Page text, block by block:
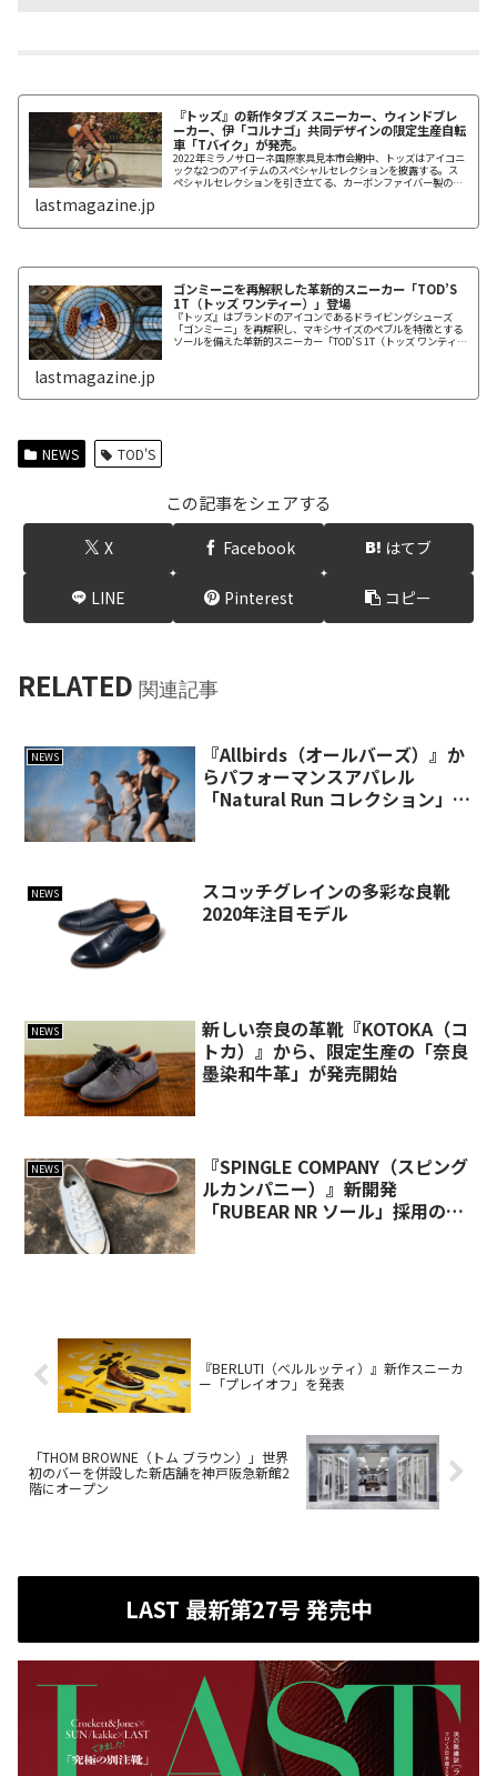
『トッズ』の新作タブズ スニーカー、ウィンドブレ
ーカー、伊「コルナゴ」共同デザインの限定生産自転
車「Tバイク」が発売。
2022年ミラノサローネ国際家具見本市会期中、トッズはアイコニ
ックな2つのアイテムのスペシャルセレクションを披露する。ス
ペシャルセレクションを引き立てる、カーボンファイバー製の高
lastmagazine.jp
ゴンミーニを再解釈した革新的スニーカー「TOD’S
1T（トッズ ワンティー）」登場
『トッズ』はブランドのアイコンであるドライビングシューズ
「ゴンミーニ」を再解釈し、マキシサイズのペブルを特徴とする
ソールを備えた革新的スニーカー「TOD’S 1T（トッズ ワンティ
lastmagazine.jp
NEWS TOD'S
この記事をシェアする
X Facebook はてブ
LINE Pinterest コピー
RELATED 関連記事
NEWS
『Allbirds（オールバーズ）』か
らパフォーマンスアパレル
「Natural Run コレクション」が
NEWS
スコッチグレインの多彩な良靴
2020年注目モデル
NEWS
新しい奈良の革靴『KOTOKA（コ
トカ）』から、限定生産の「奈良
墨染和牛革」が発売開始
NEWS
『SPINGLE COMPANY（スピング
ルカンパニー）』新開発
「RUBEAR NR ソール」採用の弾
『BERLUTI（ベルルッティ）』新作スニーカ
ー「プレイオフ」を発表
「THOM BROWNE（トム ブラウン）」世界
初のバーを併設した新店舗を神戸阪急新館2
階にオープン
LAST 最新第27号 発売中